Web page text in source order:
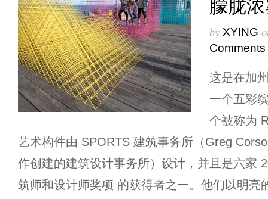
by XYING
Comments
这是在加
一个五彩
个被称为
艺术构件由 SPORTS 建筑事务所（Greg
作创建的建筑设计事务所）设计，并且是六家
筑师和设计师奖项 的获得者之一。他们以明亮